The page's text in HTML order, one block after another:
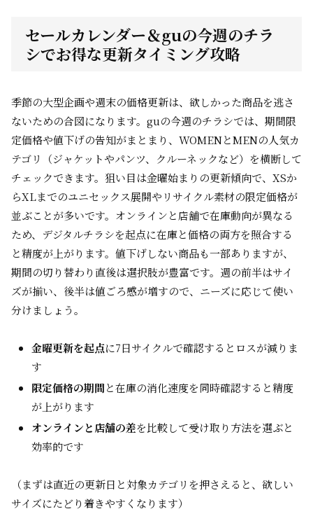
セールカレンダー＆guの今週のチラ
シでお得な更新タイミング攻略
季節の大型企画や週末の価格更新は、欲しかった商品を逃さ
ないための合図になります。guの今週のチラシでは、期間限
定価格や値下げの告知がまとまり、WOMENとMENの人気カ
テゴリ（ジャケットやパンツ、クルーネックなど）を横断して
チェックできます。狙い目は金曜始まりの更新傾向で、XSか
らXLまでのユニセックス展開やリサイクル素材の限定価格が
並ぶことが多いです。オンラインと店舗で在庫動向が異なる
ため、デジタルチラシを起点に在庫と価格の両方を照合する
と精度が上がります。値下げしない商品も一部ありますが、
期間の切り替わり直後は選択肢が豊富です。週の前半はサイ
ズが揃い、後半は値ごろ感が増すので、ニーズに応じて使い
分けましょう。
金曜更新を起点に7日サイクルで確認するとロスが減りま
す
限定価格の期間と在庫の消化速度を同時確認すると精度
が上がります
オンラインと店舗の差を比較して受け取り方法を選ぶと
効率的です
（まずは直近の更新日と対象カテゴリを押さえると、欲しい
サイズにたどり着きやすくなります）